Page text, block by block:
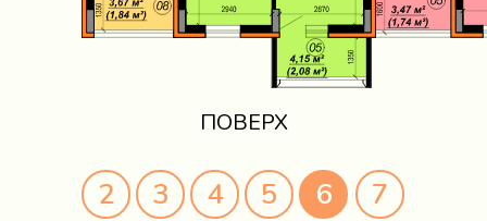
ПОВЕРХ
2 3 4 5 7
6